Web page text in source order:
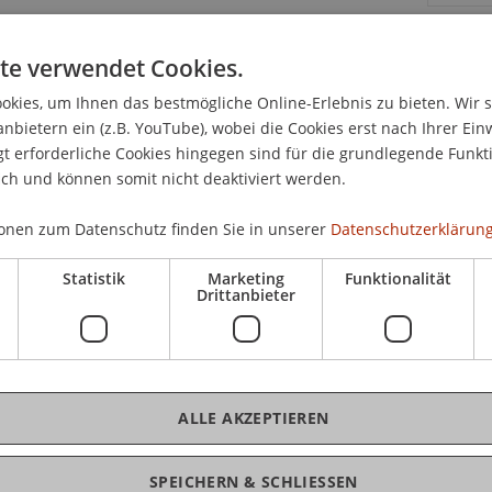
- 9.00 bis ca. 15.30 Uhr
Alberto Alessi, Pierre Hatz und Heinz Lutz
und Herwig Bauer - 12.45 bis ca. 17.40 Uhr
Endres - 9.00 bis ca. 16.30 Uhr
Hubert Ospelt und Xavier Calderón - 9.00
Amsterdam und Bruno Peeters
finden Sie auf den
verwendet Cookies.
um Ihnen das bestmögliche Online-Erlebnis zu bieten. Wir
ein (z.B. YouTube), wobei die Cookies erst nach Ihrer
erforderliche Cookies hingegen sind für die grundlegende
und können somit nicht deaktiviert werden.
zum Datenschutz finden Sie in unserer
Statistik Marketing
Drittanbieter
Funktionalität
SPEICHERN & SCHLIESSEN
ALLE AKZEPTIEREN